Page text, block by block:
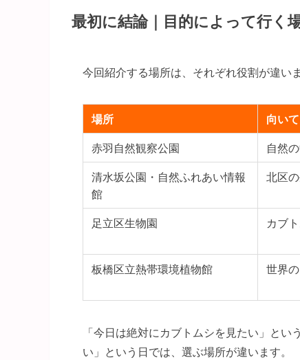
最初に結論｜目的によって行く
今回紹介する場所は、それぞれ役割が違いま
場所 向い
赤羽自然観察公園
自然
清水坂公園・自然ふれあい情報
館
北区
足立区生物園
カブ
板橋区立熱帯環境植物館
世界
「今日は絶対にカブトムシを見たい」と
い」という日では、選ぶ場所が違います。